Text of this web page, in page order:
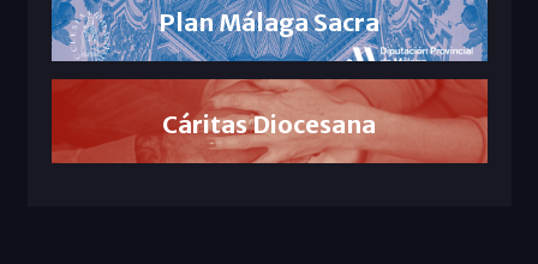
Plan Málaga Sacra
Cáritas Diocesana